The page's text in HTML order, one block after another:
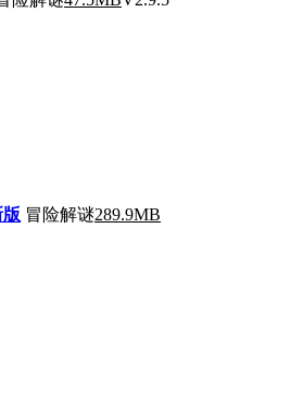
冒险解谜289.9MB